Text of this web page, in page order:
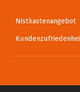
Nistkastenangebot